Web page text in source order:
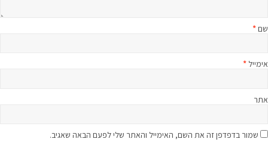
שם*
אימייל *
אתר
שמור בדפדפן זה את השם, האימייל והאתר שלי לפעם הבאה שאגיב.